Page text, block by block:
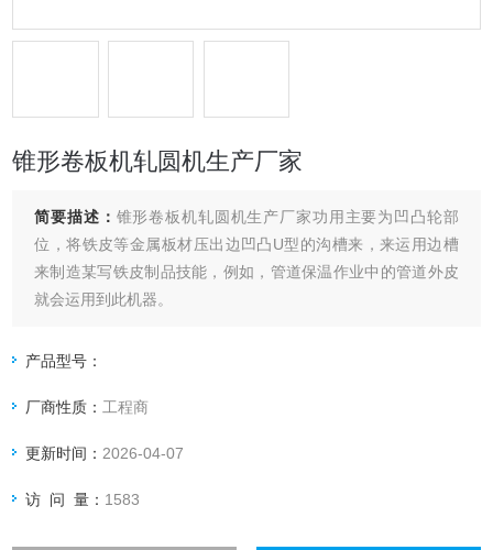
锥形卷板机轧圆机生产厂家
简要描述： 锥形卷板机轧圆机生产厂家功用主要为凹凸轮部
位，将铁皮等金属板材压出边凹凸U型的沟槽来，来运用边槽
来制造某写铁皮制品技能，例如，管道保温作业中的管道外皮
就会运用到此机器。
产品型号：
厂商性质： 工程商
更新时间： 2026-04-07
访 问 量： 1583